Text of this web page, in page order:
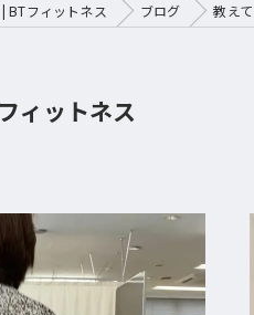
BTフィットネス ブログ 教え
ィットネス